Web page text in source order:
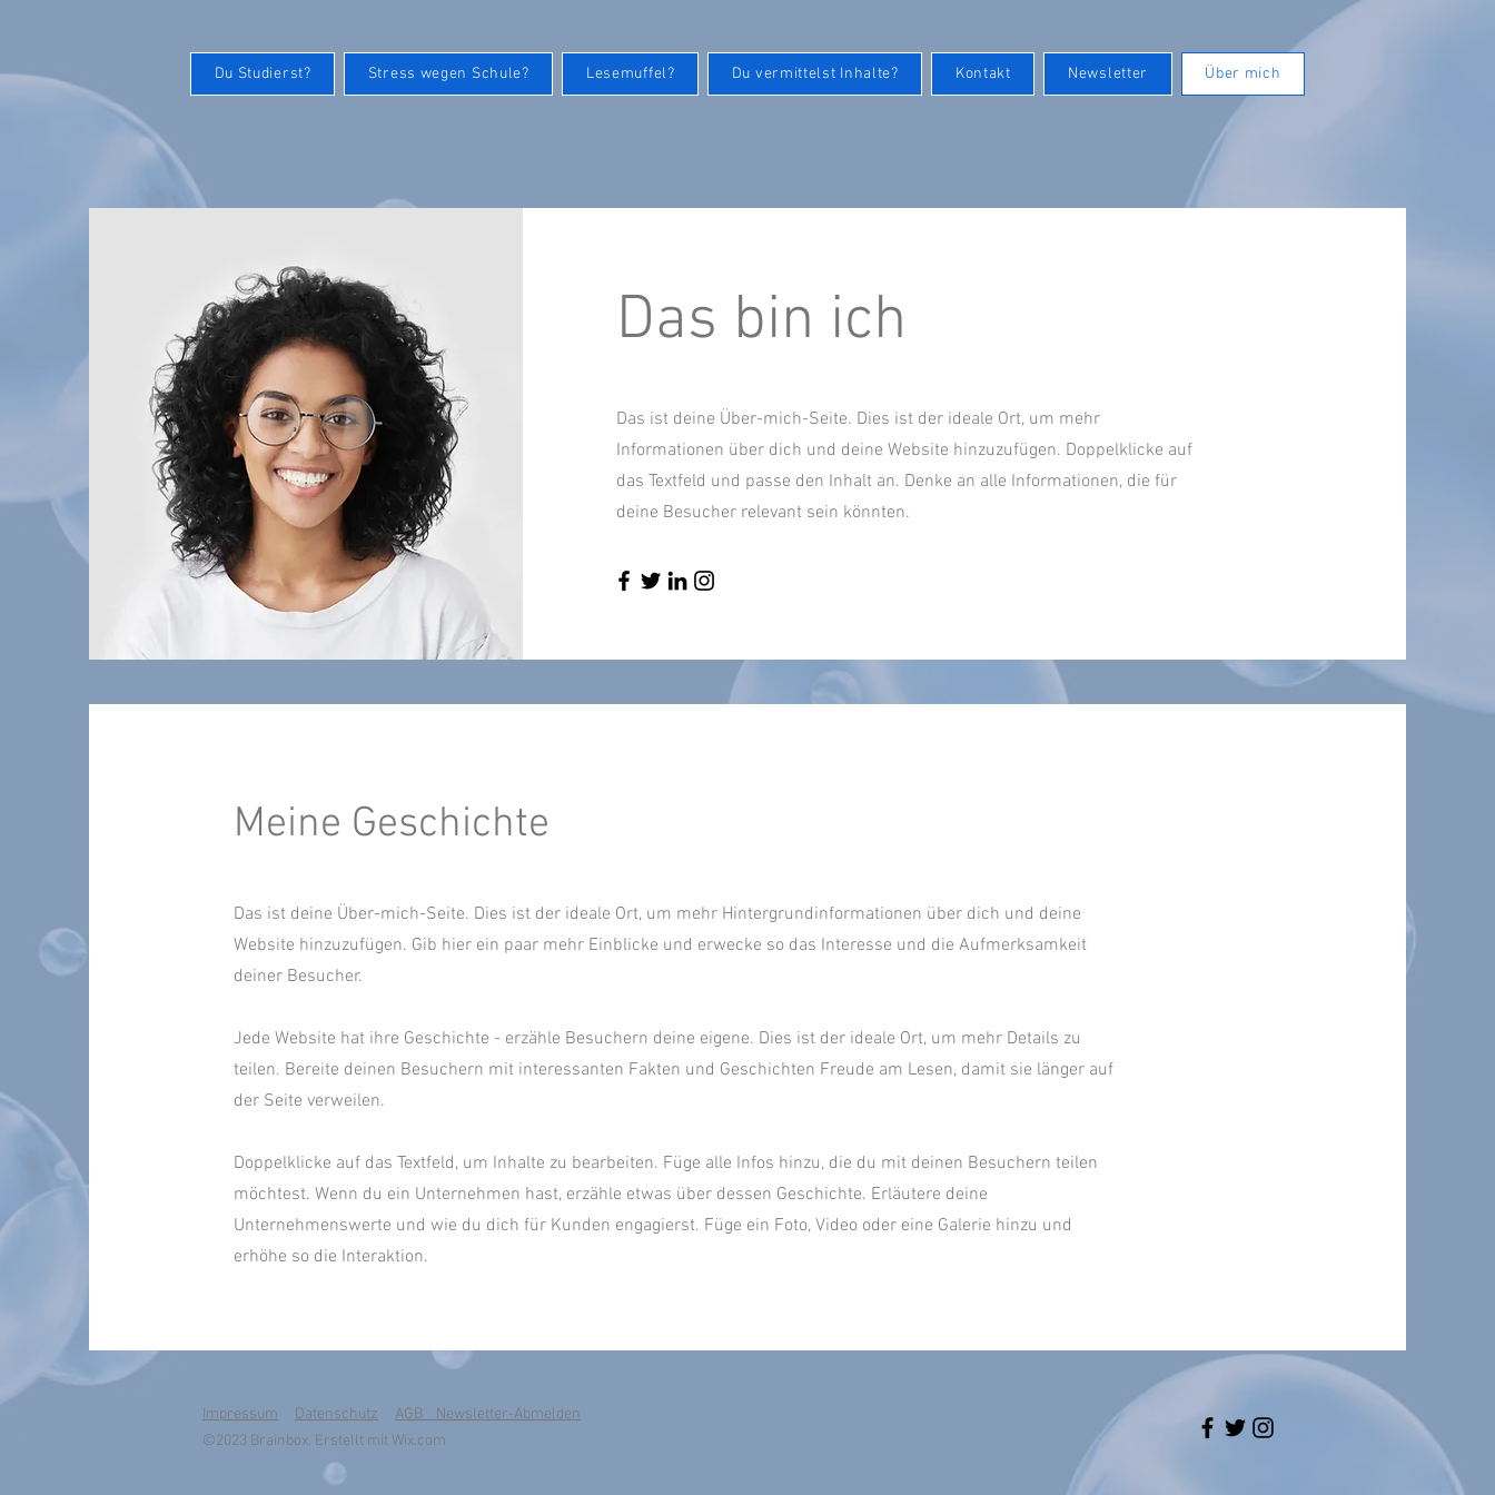
Du Studierst? Stress wegen Schule? Lesemuffel? Du vermittelst Inhalte? Kontakt Newsletter Über mich
Das bin ich
Das ist deine Über-mich-Seite. Dies ist der ideale Ort, um mehr
Informationen über dich und deine Website hinzuzufügen. Doppelklicke auf
das Textfeld und passe den Inhalt an. Denke an alle Informationen, die für
deine Besucher relevant sein könnten.
Meine Geschichte
Das ist deine Über-mich-Seite. Dies ist der ideale Ort, um mehr Hintergrundinformationen über dich und deine
Website hinzuzufügen. Gib hier ein paar mehr Einblicke und erwecke so das Interesse und die Aufmerksamkeit
deiner Besucher.
Jede Website hat ihre Geschichte - erzähle Besuchern deine eigene. Dies ist der ideale Ort, um mehr Details zu
teilen. Bereite deinen Besuchern mit interessanten Fakten und Geschichten Freude am Lesen, damit sie länger auf
der Seite verweilen.
Doppelklicke auf das Textfeld, um Inhalte zu bearbeiten. Füge alle Infos hinzu, die du mit deinen Besuchern teilen
möchtest. Wenn du ein Unternehmen hast, erzähle etwas über dessen Geschichte. Erläutere deine
Unternehmenswerte und wie du dich für Kunden engagierst. Füge ein Foto, Video oder eine Galerie hinzu und
erhöhe so die Interaktion.
Impressum Datenschutz
AGB Newsletter-Abmelden
©2023 Brainbox. Erstellt mit Wix.com